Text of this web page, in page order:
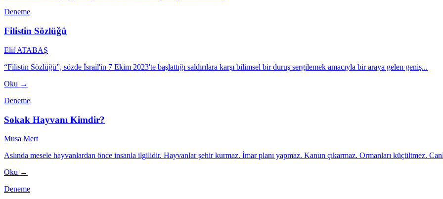
Deneme
Filistin Sözlüğü
Elif ATABAŞ
“Filistin Sözlüğü”, sözde İsrail'in 7 Ekim 2023'te başlattığı saldırılara karşı bilimsel bir duruş sergilemek amacıyla bir araya gelen geniş...
Oku →
Deneme
Sokak Hayvanı Kimdir?
Musa Mert
Aslında mesele hayvanlardan önce insanla ilgilidir. Hayvanlar şehir kurmaz. İmar planı yapmaz. Kanun çıkarmaz. Ormanları küçültmez.
Oku →
Deneme